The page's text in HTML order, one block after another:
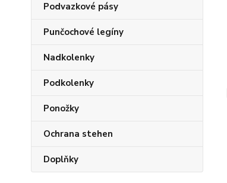
Podvazkové pásy
Punčochové legíny
Nadkolenky
Podkolenky
Ponožky
Ochrana stehen
Doplňky